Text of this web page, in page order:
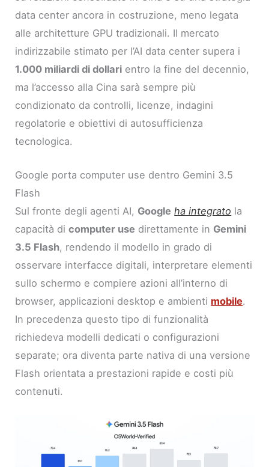
data center ancora in costruzione, meno legata
alle architetture GPU tradizionali. Il mercato
indirizzabile stimato per l’AI data center supera i
1.000 miliardi di dollari entro la fine del decennio,
ma l’accesso alla Cina sarà sempre più
condizionato da controlli, licenze, indagini
regolatorie e obiettivi di autosufficienza
tecnologica.
Google porta computer use dentro Gemini 3.5
Flash
Sul fronte degli agenti AI, Google ha integrato la
capacità dicomputer use direttamente in Gemini
3.5 Flash, rendendo il modello in grado di
osservare interfacce digitali, interpretare elementi
sullo schermo e compiere azioni all’interno di
browser, applicazioni desktop e ambienti mobile.
In precedenza questo tipo di funzionalità
richiedeva modelli dedicati o configurazioni
separate; ora diventa parte nativa di una versione
Flash orientata a prestazioni rapide e costi più
contenuti.